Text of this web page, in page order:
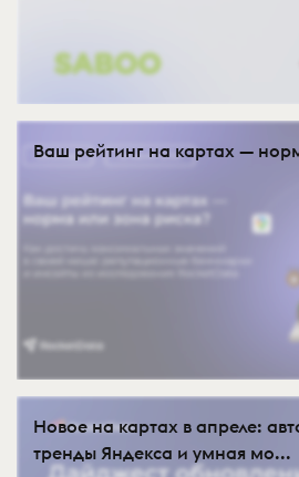
Ваш рейтинг на картах —
Новое на картах в апреле:
тренды Яндекса и умная мо...